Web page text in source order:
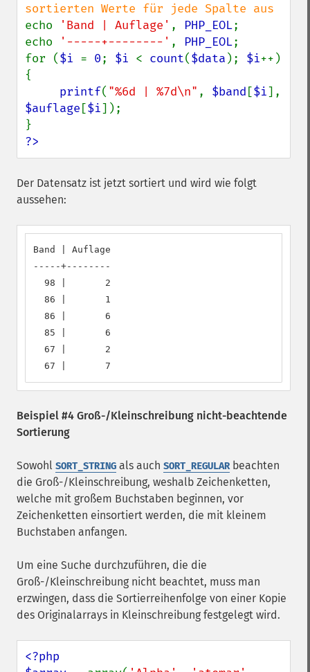
echo
'Band | Auflage' , PHP_EOL;
echo
'-----+--------' , PHP_EOL;
for ($i = 0; $i < count($data ); $i++)
{
printf( "%6d | %7d\n" , $band [$i
$auflage [$i]);
?>
Der Datensatz ist jetzt sortiert und wird wie folgt
aussehen:
Band | Auflage
-----+--------
  98 |       2
  86 |       1
  86 |       6
  85 |       6
  67 |       2
  67 |       7
Beispiel #4 Groß-/Kleinschreibung nicht-beachtende
Sortierung
Sowohl SORT_STRING als auch SORT_REGULARbeachten
die Groß-/Kleinschreibung, weshalb Zeichenketten,
welche mit großem Buchstaben beginnen, vor
Zeichenketten einsortiert werden, die mit kleinem
Buchstaben anfangen.
Um eine Suche durchzuführen, die die
Groß-/Kleinschreibung nicht beachtet, muss man
erzwingen, dass die Sortierreihenfolge von einer Kopie
des Originalarrays in Kleinschreibung festgelegt wird.
<?php